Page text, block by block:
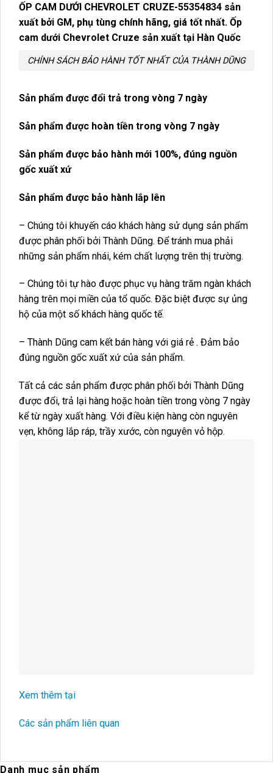
ỐP CAM DƯỚI CHEVROLET CRUZE-55354834 sản
xuất bởi GM, phụ tùng chính hãng, giá tốt nhất. Ốp
cam dưới Chevrolet Cruze sản xuất tại Hàn Quốc
CHÍNH SÁCH BẢO HÀNH TỐT NHẤT CỦA THÀNH DŨNG
Sản phẩm được đổi trả trong vòng 7 ngày
Sản phẩm được hoàn tiền trong vòng 7 ngày
Sản phẩm được bảo hành mới 100%, đúng nguồn
gốc xuất xứ
Sản phẩm được bảo hành lắp lên
– Chúng tôi khuyến cáo khách hàng sử dụng sản phẩm
được phân phối bởi Thành Dũng. Để tránh mua phải
những sản phẩm nhái, kém chất lượng trên thị trường.
– Chúng tôi tự hào được phục vụ hàng trăm ngàn khách
hàng trên mọi miền của tổ quốc. Đặc biệt được sự ủng
hộ của một số khách hàng quốc tế.
– Thành Dũng cam kết bán hàng với giá rẻ . Đảm bảo
đúng nguồn gốc xuất xứ của sản phẩm.
Tất cả các sản phẩm được phân phối bởi Thành Dũng
được đổi, trả lại hàng hoặc hoàn tiền trong vòng 7 ngày
kể từ ngày xuất hàng. Với điều kiện hàng còn nguyên
vẹn, không lắp ráp, trầy xước, còn nguyên vỏ hộp.
Xem thêm tại
Các sản phẩm liên quan
Danh mục sản phẩm